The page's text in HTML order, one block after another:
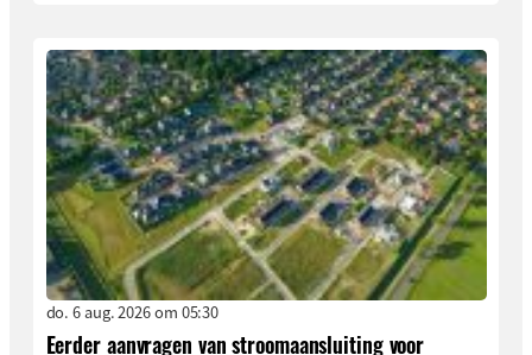
do. 6 aug. 2026 om 05:30
Eerder aanvragen van stroomaansluiting voor